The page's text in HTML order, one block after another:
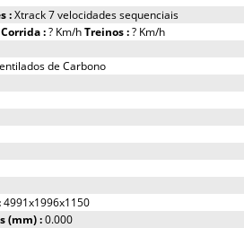
:Xtrack 7 velocidades sequenciais
:? Km/hTreinos :? Km/h
de Carbono
4991x1996x1150
(mm) :0.000